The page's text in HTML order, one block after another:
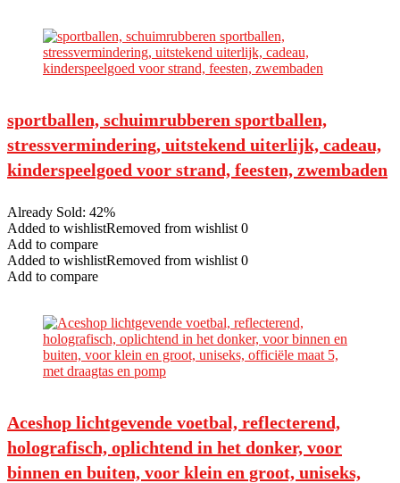
sportballen, schuimrubberen sportballen,
stressvermindering, uitstekend uiterlijk, cadeau,
kinderspeelgoed voor strand, feesten, zwembaden
Already Sold: 42%
Added to wishlistRemoved from wishlist 0
Add to compare
Added to wishlistRemoved from wishlist 0
Add to compare
Aceshop lichtgevende voetbal, reflecterend,
holografisch, oplichtend in het donker, voor
binnen en buiten, voor klein en groot, uniseks,